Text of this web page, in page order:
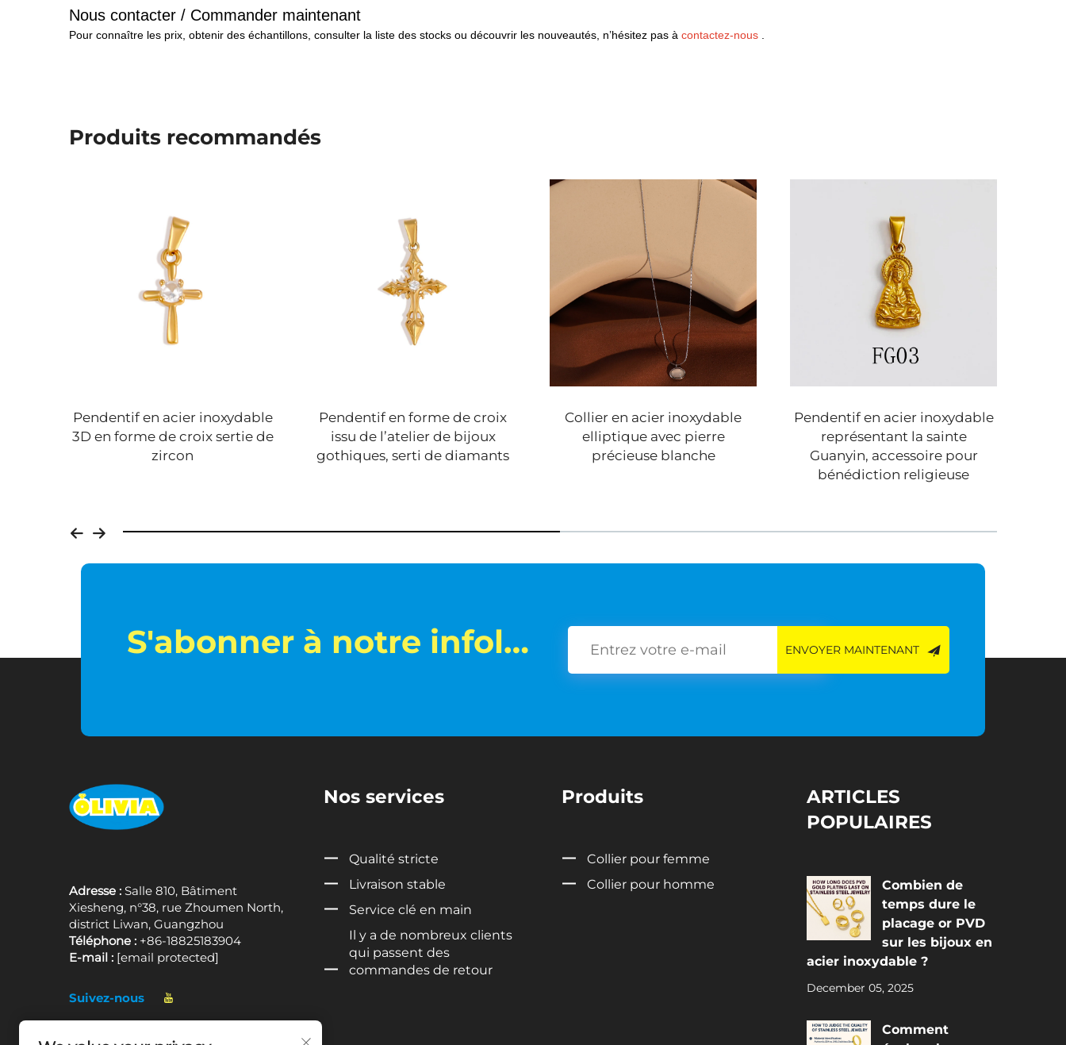
Nous contacter / Commander maintenant
Pour connaître les prix, obtenir des échantillons, consulter la liste des stocks ou découvrir les nouveautés, n’hésitez pas à contactez-nous
Produits recommandés
Pendentif en acier inoxydable
3D en forme de croix sertie de
zircon
Pendentif en forme de croix
issu de l’atelier de bijoux
gothiques, serti de diamants
Collier en acier inoxydable
elliptique avec pierre
précieuse blanche
Pendentif en acier inoxydable
représentant la sainte
Guanyin, accessoire pour
bénédiction religieuse
S'abonner à notre infolettre ENVOYER MAINTENANT
Adresse : Salle 810, Bâtiment
Xiesheng, n°38, rue Zhoumen North,
district Liwan, Guangzhou
Téléphone : +86-18825183904
E-mail : [email protected]
Suivez-nous
Nos services
Qualité stricte
Livraison stable
Service clé en main
Il y a de nombreux clients
qui passent des
commandes de retour
Produits
Collier pour femme
Collier pour homme
ARTICLES
POPULAIRES
Combien de
temps dure le
placage or PVD
sur les bijoux en
acier inoxydable ?
December 05, 2025
Comment